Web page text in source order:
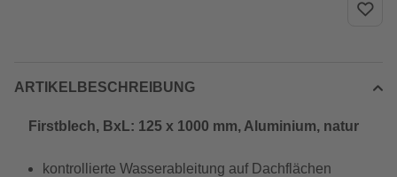
ARTIKELBESCHREIBUNG
Firstblech, BxL: 125 x 1000 mm, Aluminium, natur
kontrollierte Wasserableitung auf Dachflächen